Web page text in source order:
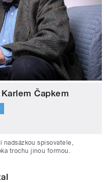
Čapkem
spisovatele,
trochu jinou formou.